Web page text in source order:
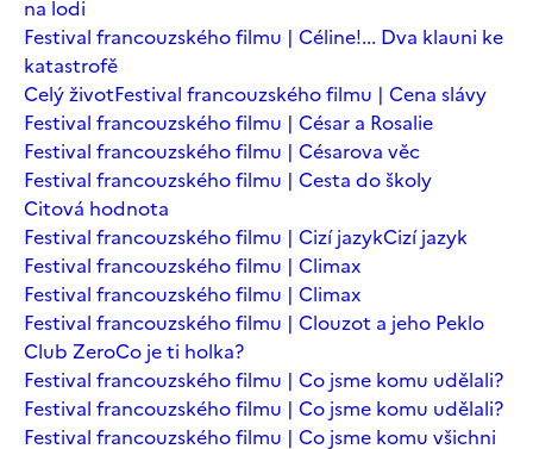
na lodi
Festival francouzského filmu | Céline!... Dva klauni ke
katastrofě
Celý životFestival francouzského filmu | Cena slávy
Festival francouzského filmu | César a Rosalie
Festival francouzského filmu | Césarova věc
Festival francouzského filmu | Cesta do školy
Citová hodnota
Festival francouzského filmu | Cizí jazykCizí jazyk
Festival francouzského filmu | Climax
Festival francouzského filmu | Climax
Festival francouzského filmu | Clouzot a jeho Peklo
Club ZeroCo je ti holka?
Festival francouzského filmu | Co jsme komu udělali?
Festival francouzského filmu | Co jsme komu udělali?
Festival francouzského filmu | Co jsme komu všichni